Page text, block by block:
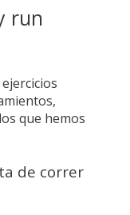
run
que hemos
de correr